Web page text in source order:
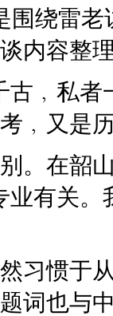
围绕雷
内容整
古﹐私者
﹐又是
。在韶
业有关
习惯于
词也与